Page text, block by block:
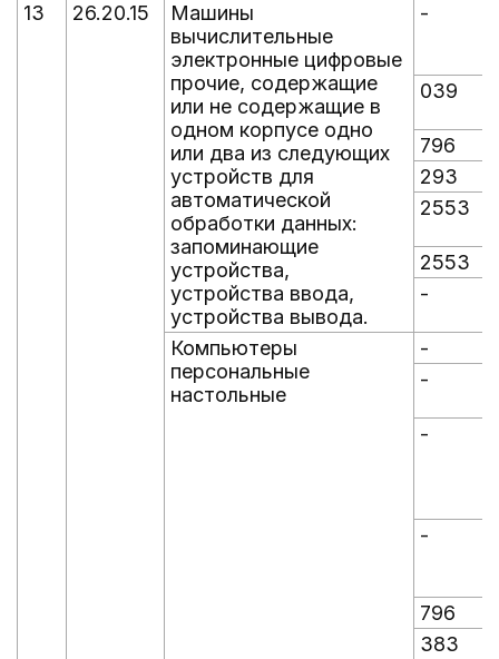
13 26.20.15
Машины
вычислительные
электронные цифровые
прочие, содержащие
или не содержащие в
одном корпусе одно
или два из следующих
устройств для
автоматической
обработки данных:
запоминающие
устройства,
устройства ввода,
устройства вывода.
-
039
796
293
2553
2553
-
Компьютеры
персональные
настольные
-
-
-
-
796
383